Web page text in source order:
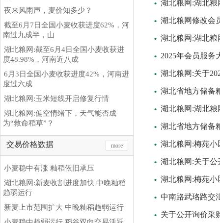
夜来风雨声，麦价知多少？
截至6月7日全国小麦收获进度62%，河
南过九成半，山
湖北粮网:截至6月4日全国小麦收获进
度48.98%，河南近八成
6月3日全国小麦收获进度42%，河南进
度过六成
湖北粮网:玉米短线开启修复行情
湖北粮网:偏空情绪下，天气能否成
为“救命稻草”？
交易价格数据 more
小麦稳中有涨 籼稻依旧承压
湖北粮网:新麦收割进度加快 中晚籼稻
趋弱运行
新麦上市范围扩大 中晚籼稻趋弱运行
湖北粮网:湖北
湖北粮网修改会
湖北粮网:湖北
2025年会员服务
湖北粮网:关于
湖北省地方储备
湖北粮网:湖北
湖北省地方储备
湖北粮网:梅苑小
湖北粮网:关于
湖北粮网:梅苑小
中南路武珞路交
关于公开询价采